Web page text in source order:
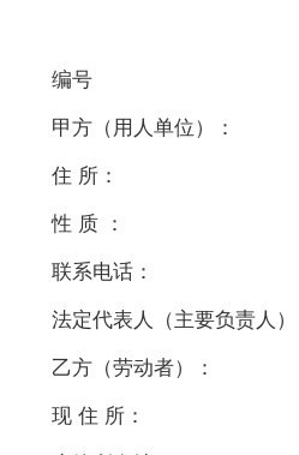
编号
甲方（用人单位）：
住 所：
性 质 ：
联系电话：
法定代表人（主要负责人）
乙方（劳动者）：
现 住 所：